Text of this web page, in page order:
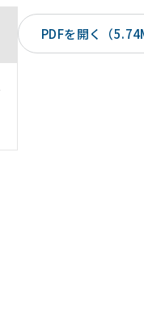
PDFを開く（